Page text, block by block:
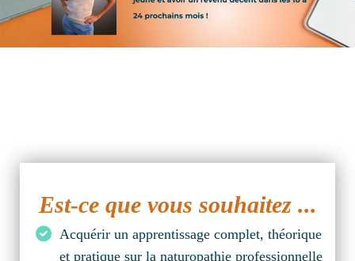
Est-ce que vous souhaitez ...
Acquérir un apprentissage complet, théorique
et pratique sur la naturopathie professionnelle